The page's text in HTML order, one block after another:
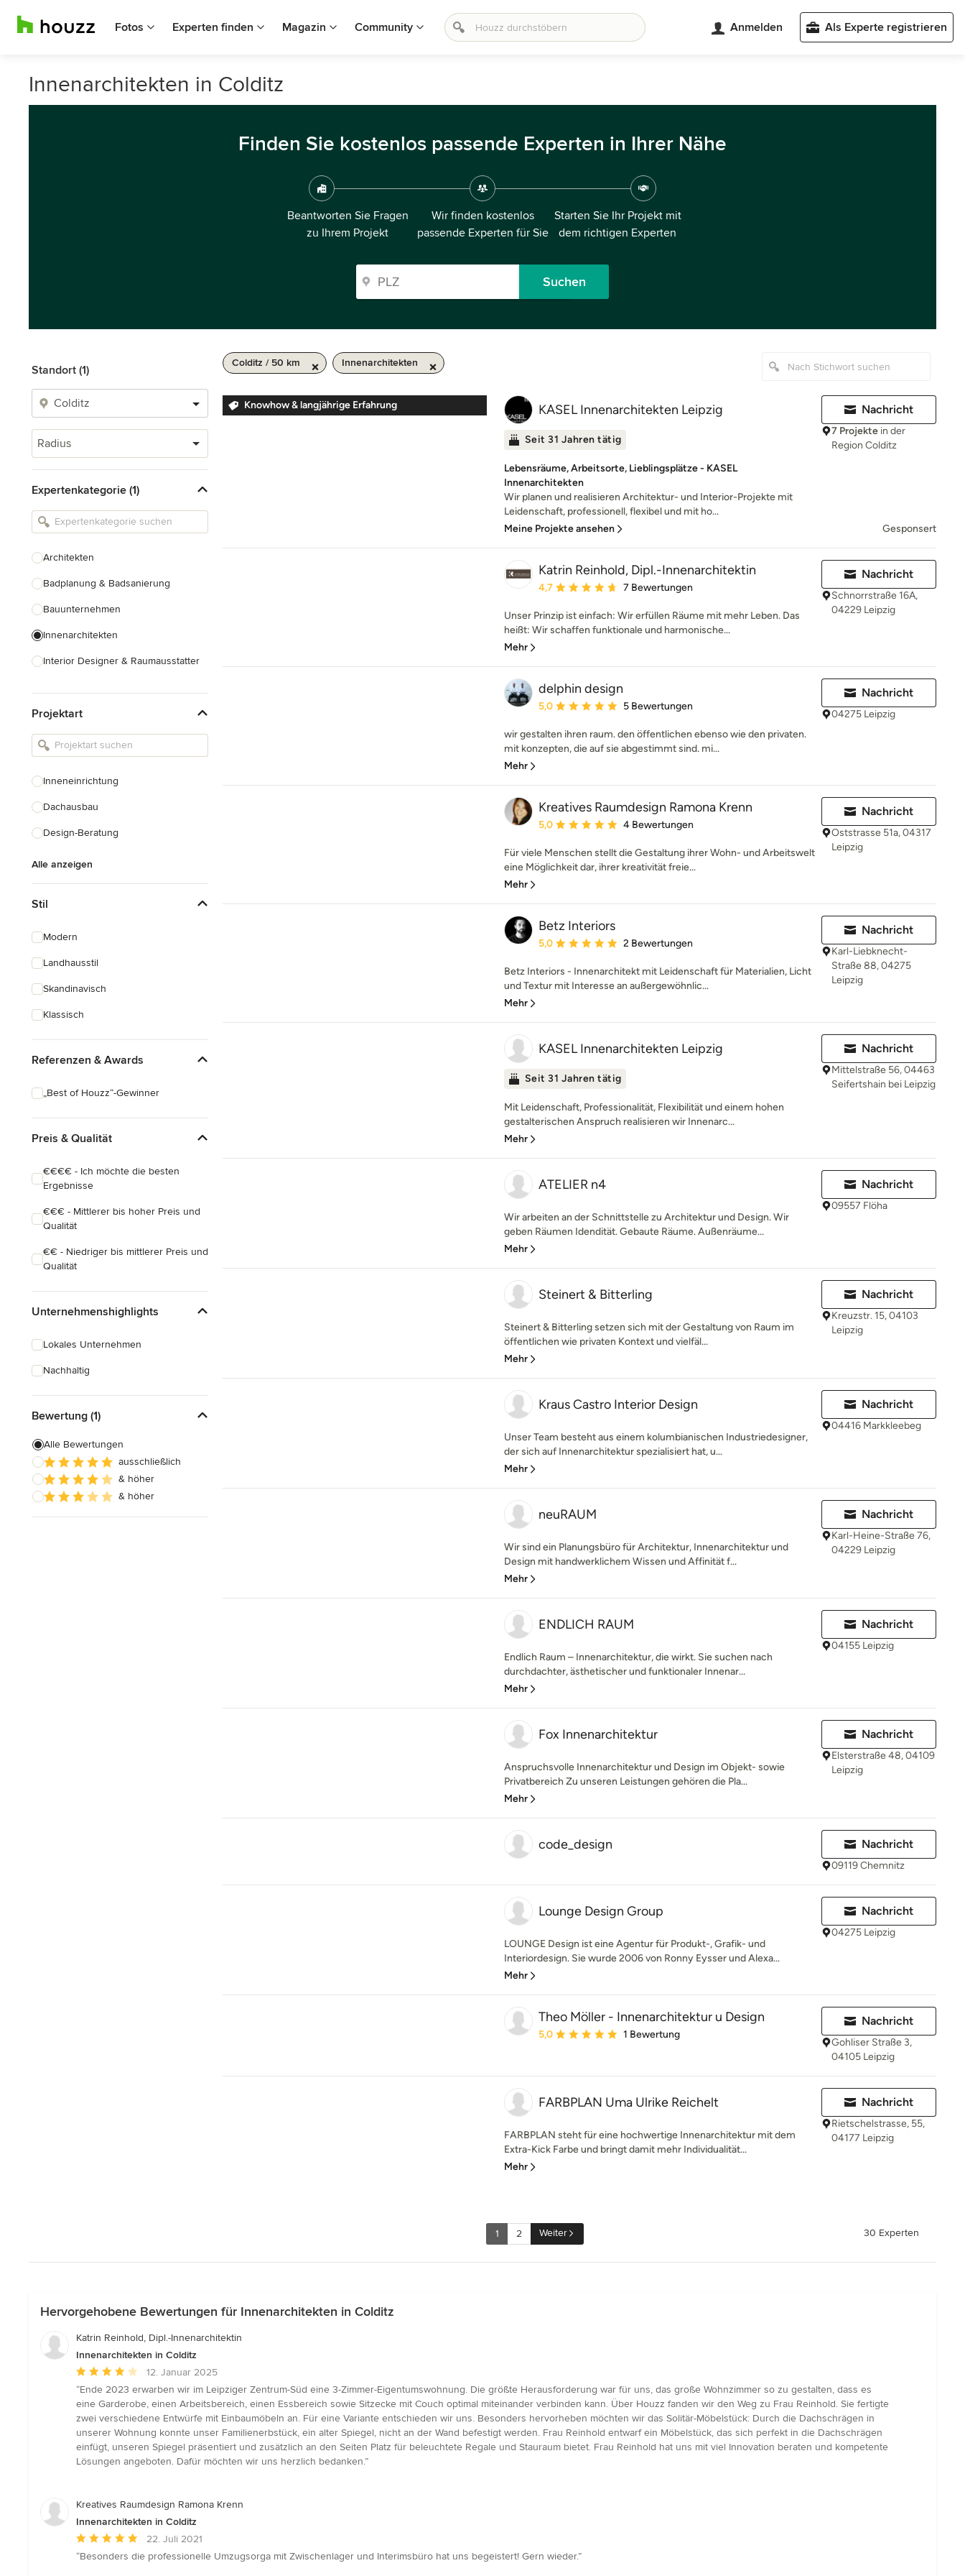
Fotos Experten finden Magazin Community Anmelden Als Experte registrieren
Innenarchitekten in Colditz
Finden Sie kostenlos passende Experten in Ihrer Nähe
Beantworten Sie Fragen
zu Ihrem Projekt
Wir finden kostenlos
passende Experten für Sie
Starten Sie Ihr Projekt mit
dem richtigen Experten
Suchen
Standort (1)
Radius
Expertenkategorie (1)
Architekten
Badplanung & Badsanierung
Bauunternehmen
Innenarchitekten
Interior Designer & Raumausstatter
Landschaftsarchitekten
Armaturen & Sanitärbedarf
Einbauschränke
Projektart
Inneneinrichtung
Dachausbau
Design-Beratung
Alle anzeigen
Stil
Modern
Landhausstil
Skandinavisch
Klassisch
Referenzen & Awards
„Best of Houzz“-Gewinner
Preis & Qualität
€€€€ - Ich möchte die besten
Ergebnisse
€€€ - Mittlerer bis hoher Preis und
Qualität
€€ - Niedriger bis mittlerer Preis und
Qualität
Unternehmenshighlights
Lokales Unternehmen
Nachhaltig
Bewertung (1)
Alle Bewertungen
ausschließlich
& höher
& höher
Colditz / 50 km Innenarchitekten
Knowhow & langjährige Erfahrung KASEL Innenarchitekten Leipzig
Seit 31 Jahren tätig
Lebensräume, Arbeitsorte, Lieblingsplätze - KASEL
Innenarchitekten
Wir planen und realisieren Architektur- und Interior-Projekte mit
Leidenschaft, professionell, flexibel und mit ho...
Meine Projekte ansehen
Nachricht
7 Projekte in der
Region Colditz
Gesponsert
Katrin Reinhold, Dipl.-Innenarchitektin
Durchschnittliche Bewertung: 4.7 von 5 Sternen
4,7 7 Bewertungen
Unser Prinzip ist einfach: Wir erfüllen Räume mit mehr Leben. Das
heißt: Wir schaffen funktionale und harmonische...
Mehr
Nachricht
Schnorrstraße 16A,
04229 Leipzig
delphin design
Durchschnittliche Bewertung: 5 von 5 Sternen
5,0 5 Bewertungen
wir gestalten ihren raum. den öffentlichen ebenso wie den privaten.
mit konzepten, die auf sie abgestimmt sind. mi...
Mehr
Nachricht
04275 Leipzig
Kreatives Raumdesign Ramona Krenn
Durchschnittliche Bewertung: 5 von 5 Sternen
5,0 4 Bewertungen
Für viele Menschen stellt die Gestaltung ihrer Wohn- und Arbeitswelt
eine Möglichkeit dar, ihrer kreativität freie...
Mehr
Nachricht
Oststrasse 51a, 04317
Leipzig
Betz Interiors
Durchschnittliche Bewertung: 5 von 5 Sternen
5,0 2 Bewertungen
Betz Interiors - Innenarchitekt mit Leidenschaft für Materialien, Licht
und Textur mit Interesse an außergewöhnlic...
Mehr
Nachricht
Karl-Liebknecht-
Straße 88, 04275
Leipzig
KASEL Innenarchitekten Leipzig
Seit 31 Jahren tätig
Mit Leidenschaft, Professionalität, Flexibilität und einem hohen
gestalterischen Anspruch realisieren wir Innenarc...
Mehr
Nachricht
Mittelstraße 56, 04463
Seifertshain bei Leipzig
ATELIER n4
Wir arbeiten an der Schnittstelle zu Architektur und Design. Wir
geben Räumen Idendität. Gebaute Räume. Außenräume...
Mehr
Nachricht
09557 Flöha
Steinert & Bitterling
Steinert & Bitterling setzen sich mit der Gestaltung von Raum im
öffentlichen wie privaten Kontext und vielfäl...
Mehr
Nachricht
Kreuzstr. 15, 04103
Leipzig
Kraus Castro Interior Design
Unser Team besteht aus einem kolumbianischen Industriedesigner,
der sich auf Innenarchitektur spezialisiert hat, u...
Mehr
Nachricht
04416 Markkleebeg
neuRAUM
Wir sind ein Planungsbüro für Architektur, Innenarchitektur und
Design mit handwerklichem Wissen und Affinität f...
Mehr
Nachricht
Karl-Heine-Straße 76,
04229 Leipzig
ENDLICH RAUM
Endlich Raum – Innenarchitektur, die wirkt. Sie suchen nach
durchdachter, ästhetischer und funktionaler Innenar...
Mehr
Nachricht
04155 Leipzig
Fox Innenarchitektur
Anspruchsvolle Innenarchitektur und Design im Objekt- sowie
Privatbereich Zu unseren Leistungen gehören die Pla...
Mehr
Nachricht
Elsterstraße 48, 04109
Leipzig
code_design Nachricht
09119 Chemnitz
Lounge Design Group
LOUNGE Design ist eine Agentur für Produkt-, Grafik- und
Interiordesign. Sie wurde 2006 von Ronny Eysser und Alexa...
Mehr
Nachricht
04275 Leipzig
Theo Möller - Innenarchitektur u Design
Durchschnittliche Bewertung: 5 von 5 Sternen
5,0 1 Bewertung
Nachricht
Gohliser Straße 3,
04105 Leipzig
FARBPLAN Uma Ulrike Reichelt
FARBPLAN steht für eine hochwertige Innenarchitektur mit dem
Extra-Kick Farbe und bringt damit mehr Individualität...
Mehr
Nachricht
Rietschelstrasse, 55,
04177 Leipzig
1 2 Weiter 30 Experten
Hervorgehobene Bewertungen für Innenarchitekten in Colditz
Katrin Reinhold, Dipl.-Innenarchitektin
Innenarchitekten in Colditz
Durchschnittliche
Bewertung:
4
von
5
Sternen
12. Januar 2025
“Ende 2023 erwarben wir im Leipziger Zentrum-Süd eine 3-Zimmer-Eigentumswohnung. Die größte Herausforderung war für uns, das große Wohnzimmer so zu gestalten, dass es
eine Garderobe, einen Arbeitsbereich, einen Essbereich sowie Sitzecke mit Couch optimal miteinander verbinden kann. Über Houzz fanden wir den Weg zu Frau Reinhold. Sie fertigte
zwei verschiedene Entwürfe mit Einbaumöbeln an. Für eine Variante entschieden wir uns. Besonders hervorheben möchten wir das Solitär-Möbelstück: Durch die Dachschrägen in
unserer Wohnung konnte unser Familienerbstück, ein alter Spiegel, nicht an der Wand befestigt werden. Frau Reinhold entwarf ein Möbelstück, das sich perfekt in die Dachschrägen
einfügt, unseren Spiegel präsentiert und zusätzlich an den Seiten Platz für beleuchtete Regale und Stauraum bietet. Frau Reinhold hat uns mit viel Innovation beraten und kompetente
Lösungen angeboten. Dafür möchten wir uns herzlich bedanken.”
Kreatives Raumdesign Ramona Krenn
Innenarchitekten in Colditz
Durchschnittliche
Bewertung:
22. Juli 2021
“Besonders die professionelle Umzugsorga mit Zwischenlager und Interimsbüro hat uns begeistert! Gern wieder.”